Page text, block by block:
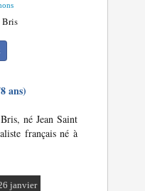
Bris
ans)
né Jean Saint
français né à
janvier